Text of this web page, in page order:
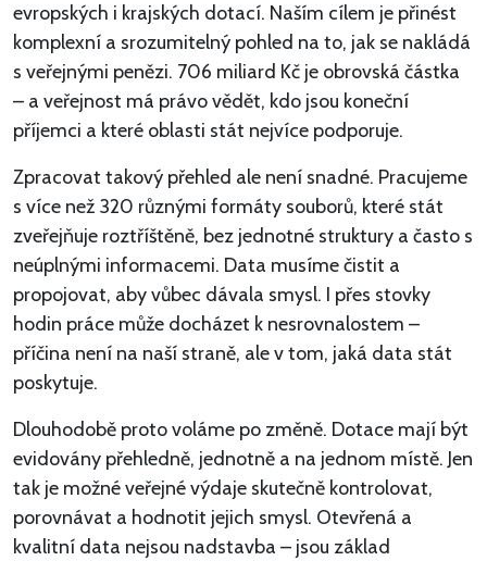
evropských i krajských dotací. Naším cílem je přinést
komplexní a srozumitelný pohled na to, jak se nakládá
s veřejnými penězi. 706 miliard Kč je obrovská částka
– a veřejnost má právo vědět, kdo jsou koneční
příjemci a které oblasti stát nejvíce podporuje.
Zpracovat takový přehled ale není snadné. Pracujeme
s více než 320 různými formáty souborů, které stát
zveřejňuje roztříštěně, bez jednotné struktury a často s
neúplnými informacemi. Data musíme čistit a
propojovat, aby vůbec dávala smysl. I přes stovky
hodin práce může docházet k nesrovnalostem –
příčina není na naší straně, ale v tom, jaká data stát
poskytuje.
Dlouhodobě proto voláme po změně. Dotace mají být
evidovány přehledně, jednotně a na jednom místě. Jen
tak je možné veřejné výdaje skutečně kontrolovat,
porovnávat a hodnotit jejich smysl. Otevřená a
kvalitní data nejsou nadstavba – jsou základ